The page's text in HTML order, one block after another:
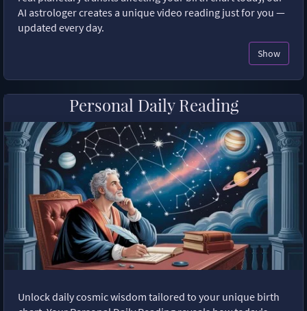
AI astrologer creates a unique video reading just for you —
updated every day.
Show
Personal Daily Reading
Unlock daily cosmic wisdom tailored to your unique birth